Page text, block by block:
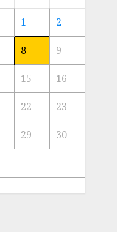
Artis
Kota
23/11/2024
0
1 2
8 9
15 16
22 23
29 30